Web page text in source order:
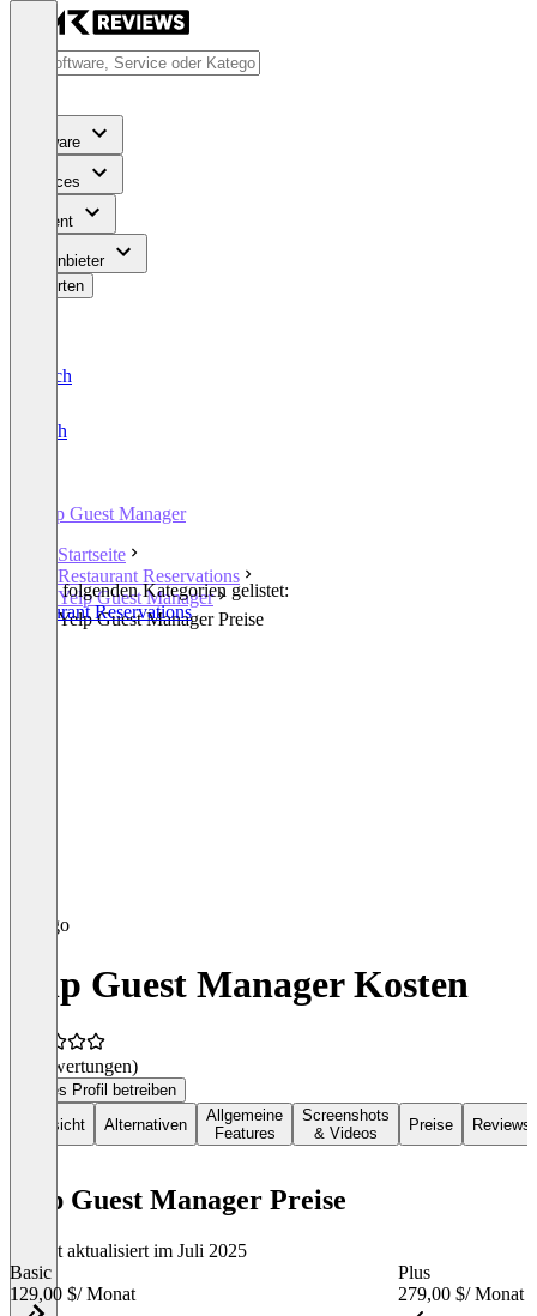
Software
Services
Content
Für Anbieter
Bewerten
Deutsch
English
Yelp Guest Manager
Startseite
Restaurant Reservations
Yelp Guest Manager
Yelp Guest Manager Preise
In den folgenden Kategorien gelistet:
Restaurant Reservations
Yelp Guest Manager Kosten
(0 Bewertungen)
Dieses Profil betreiben
Übersicht
Alternativen
Allgemeine
Features
Screenshots
& Videos
Preise Reviews
Yelp Guest Manager Preise
Zuletzt aktualisiert im Juli 2025
Basic
129,00 $/ Monat
Plus
279,00 $/ Monat